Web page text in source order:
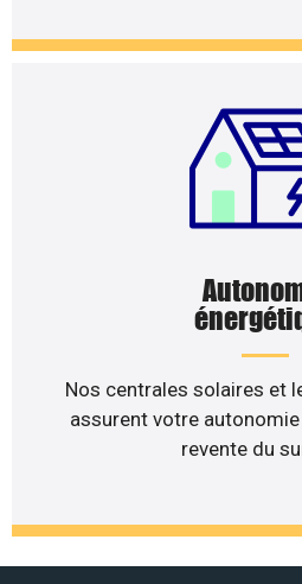
Nos centrales solaires et
assurent votre
revente du